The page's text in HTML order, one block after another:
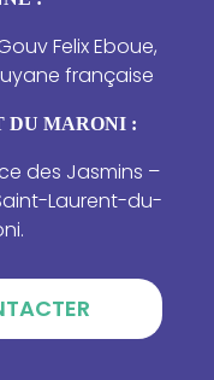
Felix Eboue,
française
DU MARONI :
des Jasmins –
Laurent-du-